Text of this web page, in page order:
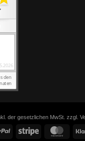
der gesetzlichen MwSt. zzgl.
PayPal Stripe